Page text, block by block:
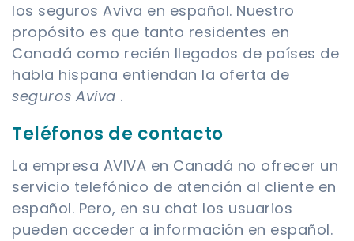
los seguros Aviva en español. Nuestro
propósito es que tanto residentes en
Canadá como recién llegados de países de
habla hispana entiendan la oferta de
seguros Aviva .
Teléfonos de contacto
La empresa AVIVA en Canadá no ofrecer un
servicio telefónico de atención al cliente en
español. Pero, en su chat los usuarios
pueden acceder a información en español.